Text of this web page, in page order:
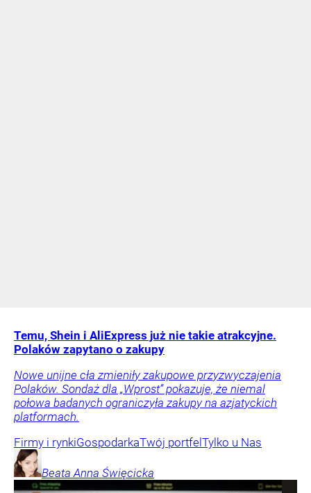
Temu, Shein i AliExpress już nie takie atrakcyjne.
Polaków zapytano o zakupy
Nowe unijne cła zmieniły zakupowe przyzwyczajenia
Polaków. Sondaż dla „Wprost” pokazuje, że niemal
połowa badanych ograniczyła zakupy na azjatyckich
platformach.
Firmy i rynkiGospodarkaTwój portfel Tylko u Nas
Beata Anna Święcicka